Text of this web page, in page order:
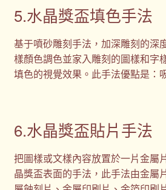
5.水晶獎盃填色手法
基于噴砂雕刻手法，加深雕刻的深
樣顏色調色並家入雕刻的圖樣和字
填色的視覺效果。此手法優點是：
6.水晶獎盃貼片手法
把圖樣或文樣內容放置於一片金屬
晶獎盃表面的手法，此手法由金屬